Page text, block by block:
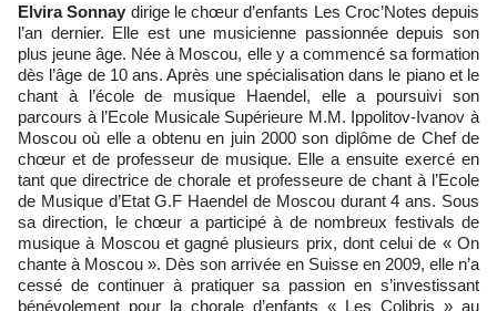
Elvira Sonnay dirige le chœur d’enfants Les Croc’Notes depuis
l’an dernier. Elle est une musicienne passionnée depuis son
plus jeune âge. Née à Moscou, elle y a commencé sa formation
dès l’âge de 10 ans. Après une spécialisation dans le piano et le
chant à l’école de musique Haendel, elle a poursuivi son
parcours à l’Ecole Musicale Supérieure M.M. Ippolitov-Ivanov à
Moscou où elle a obtenu en juin 2000 son diplôme de Chef de
chœur et de professeur de musique. Elle a ensuite exercé en
tant que directrice de chorale et professeure de chant à l’Ecole
de Musique d’Etat G.F Haendel de Moscou durant 4 ans. Sous
sa direction, le chœur a participé à de nombreux festivals de
musique à Moscou et gagné plusieurs prix, dont celui de « On
chante à Moscou ». Dès son arrivée en Suisse en 2009, elle n’a
cessé de continuer à pratiquer sa passion en s’investissant
bénévolement pour la chorale d’enfants « Les Colibris » au